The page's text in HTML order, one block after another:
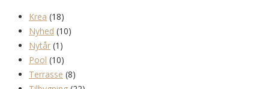
Krea (18)
Nyhed (10)
Nytår (1)
Pool (10)
Terrasse (8)